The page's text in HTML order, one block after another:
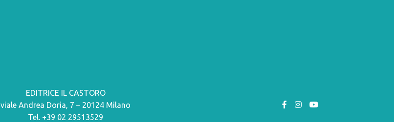
EDITRICE IL CASTORO
viale Andrea Doria, 7 – 20124 Milano
Tel. +39 02 29513529